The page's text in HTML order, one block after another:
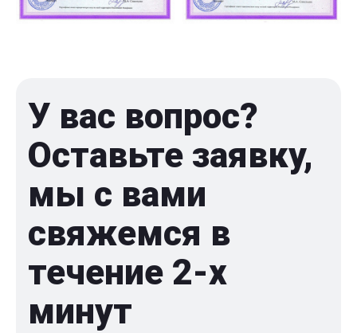
У вас вопрос?
Оставьте заявку,
мы с вами
свяжемся в
течение 2-x
минут